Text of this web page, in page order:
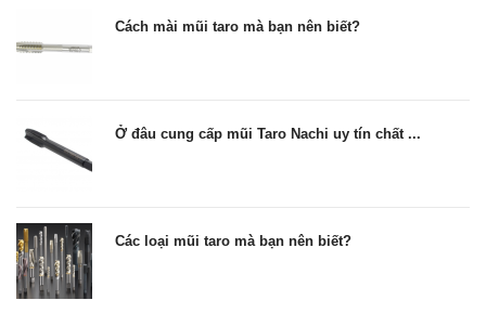
Cách mài mũi taro mà bạn nên biết?
Ở đâu cung cấp mũi Taro Nachi uy tín chất ...
Các loại mũi taro mà bạn nên biết?